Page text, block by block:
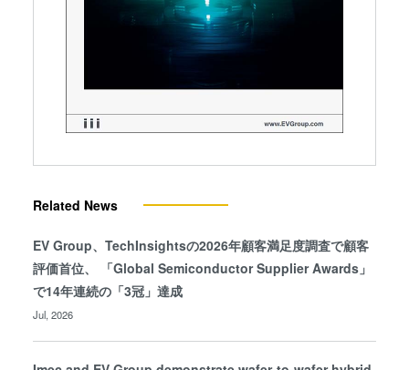
Related News
EV Group、TechInsightsの2026年顧客満足度調査で顧客
評価首位、 「Global Semiconductor Supplier Awards」
で14年連続の「3冠」達成
Jul, 2026